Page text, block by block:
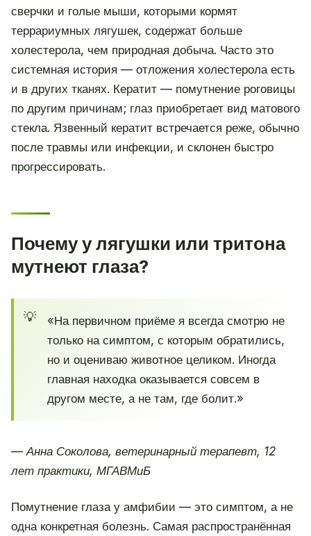
сверчки и голые мыши, которыми кормят
террариумных лягушек, содержат больше
холестерола, чем природная добыча. Часто это
системная история — отложения холестерола есть
и в других тканях. Кератит — помутнение роговицы
по другим причинам; глаз приобретает вид матового
стекла. Язвенный кератит встречается реже, обычно
после травмы или инфекции, и склонен быстро
прогрессировать.
Почему у лягушки или тритона
мутнеют глаза?
«На первичном приёме я всегда смотрю не
только на симптом, с которым обратились,
но и оцениваю животное целиком. Иногда
главная находка оказывается совсем в
другом месте, а не там, где болит.»
— Анна Соколова, ветеринарный терапевт, 12
лет практики, МГАВМиБ
Помутнение глаза у амфибии — это симптом, а не
одна конкретная болезнь. Самая распространённая